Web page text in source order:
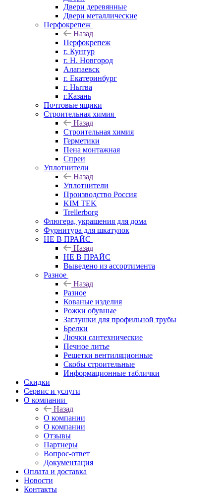
Двери деревянные
Двери металлические
Перфокрепеж
Назад
Перфокрепеж
г. Кунгур
г. Н. Новгород
Алапаевск
г. Екатеринбург
г. Нытва
г.Казань
Почтовые ящики
Строительная химия
Назад
Строительная химия
Герметики
Пена монтажная
Спреи
Уплотнители
Назад
Уплотнители
Производство Россия
KIM TEK
Trellerborg
Флюгера, украшения для дома
Фурнитура для шкатулок
НЕ В ПРАЙС
Назад
НЕ В ПРАЙС
Выведено из ассортимента
Разное
Назад
Разное
Кованые изделия
Рожки обувные
Заглушки для профильной трубы
Брелки
Лючки сантехнические
Печное литье
Решетки вентиляционные
Скобы строительные
Информационные таблички
Скидки
Сервис и услуги
О компании
Назад
О компании
О компании
Отзывы
Партнеры
Вопрос-ответ
Документация
Оплата и доставка
Новости
Контакты